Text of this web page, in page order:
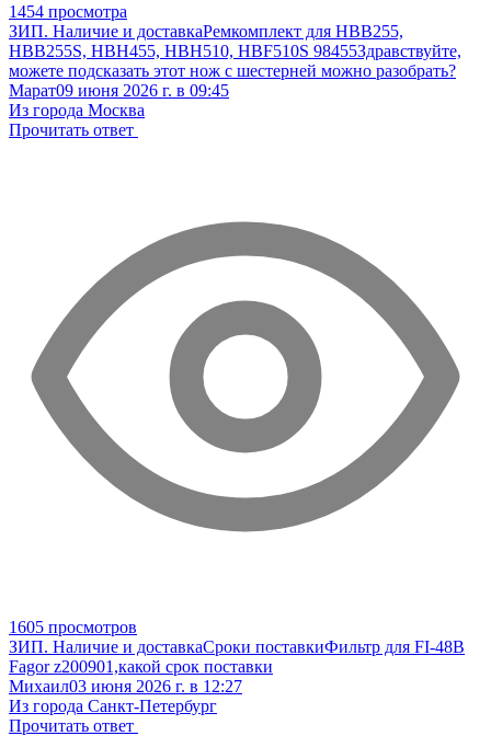
1454 просмотра
ЗИП. Наличие и доставкаРемкомплект для HBB255,
HBB255S, HBH455, HBH510, HBF510S 98455Здравствуйте,
можете подсказать этот нож с шестерней можно разобрать?
Марат09 июня 2026 г. в 09:45
Из города Москва
Прочитать ответ
1605 просмотров
ЗИП. Наличие и доставкаСроки поставкиФильтр для FI-48B
Fagor z200901,какой срок поставки
Михаил03 июня 2026 г. в 12:27
Из города Санкт-Петербург
Прочитать ответ